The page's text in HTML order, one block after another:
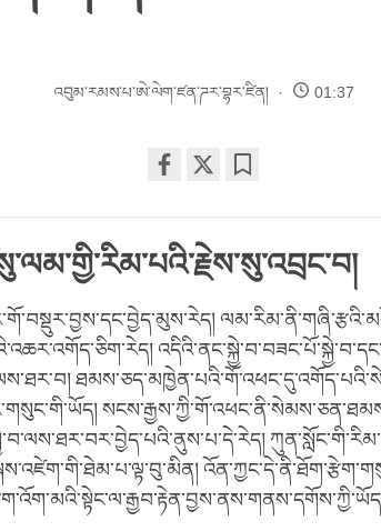
འབུམ་རམས་པ་ཨེ་ལེག་ཛན་ཌར་བྷར་ཛིན། 01:37
on
facebook